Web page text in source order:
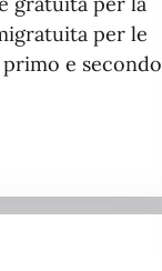
per le
e secondo